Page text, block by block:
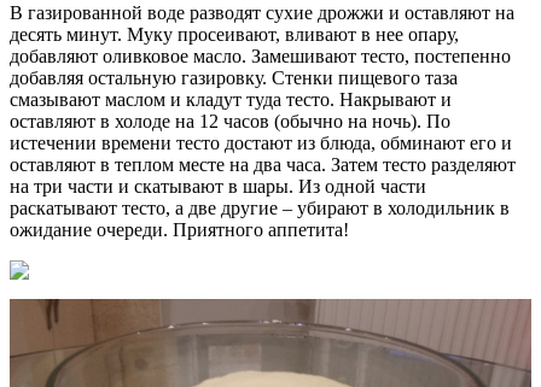
В газированной воде разводят сухие дрожжи и оставляют на
десять минут. Муку просеивают, вливают в нее опару,
добавляют оливковое масло. Замешивают тесто, постепенно
добавляя остальную газировку. Стенки пищевого таза
смазывают маслом и кладут туда тесто. Накрывают и
оставляют в холоде на 12 часов (обычно на ночь). По
истечении времени тесто достают из блюда, обминают его и
оставляют в теплом месте на два часа. Затем тесто разделяют
на три части и скатывают в шары. Из одной части
раскатывают тесто, а две другие – убирают в холодильник в
ожидание очереди. Приятного аппетита!